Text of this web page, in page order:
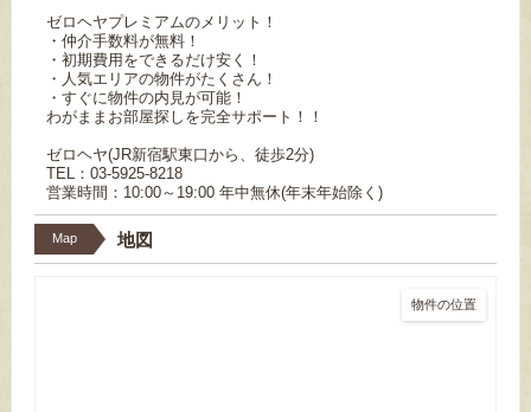
ゼロヘヤプレミアムのメリット！
・仲介手数料が無料！
・初期費用をできるだけ安く！
・人気エリアの物件がたくさん！
・すぐに物件の内見が可能！
わがままお部屋探しを完全サポート！！
ゼロヘヤ(JR新宿駅東口から、徒歩2分)
TEL：03-5925-8218
営業時間：10:00～19:00 年中無休(年末年始除く)
Map 地図
物件の位置